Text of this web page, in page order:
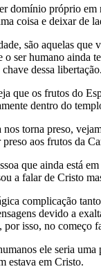
domínio próprio em
coisa e deixar de
são aquelas que
o ser humano ainda
dessa libertação.
que os frutos do
dentro do
nos torna preso,
preso aos frutos da
que ainda está
a falar de Cristo
complicação
devido a
por isso, no começo
ele seria
estava em Cristo.